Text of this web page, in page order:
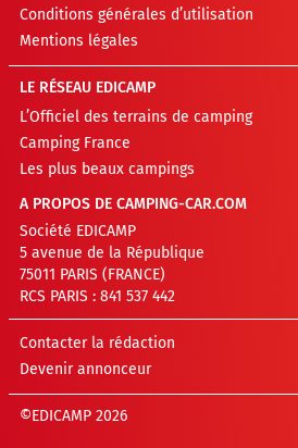
Conditions générales d’utilisation
Mentions légales
LE RÉSEAU EDICAMP
L’Officiel des terrains de camping
Camping France
Les plus beaux campings
A PROPOS DE CAMPING-CAR.COM
Société EDICAMP
5 avenue de la République
75011 PARIS (FRANCE)
RCS PARIS : 841 537 442
Contacter la rédaction
Devenir annonceur
©EDICAMP 2026